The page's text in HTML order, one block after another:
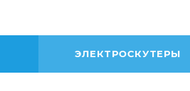
ЭЛЕКТРОСКУТЕРЫ